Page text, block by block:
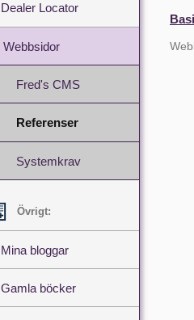
Dealer Locator
Webbsidor
Fred's CMS
Referenser
Systemkrav
Övrigt:
Mina bloggar
Gamla böcker